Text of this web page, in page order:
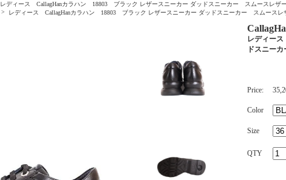
レディース CallagHanカラハン 18803 ブラック レザースニーカー ダッドスニーカー スムースレザー
> レディース CallagHanカラハン 18803 ブラック レザースニーカー ダッドスニーカー スムースレ
レディー
ドスニー
Price:
Color
Size
QTY